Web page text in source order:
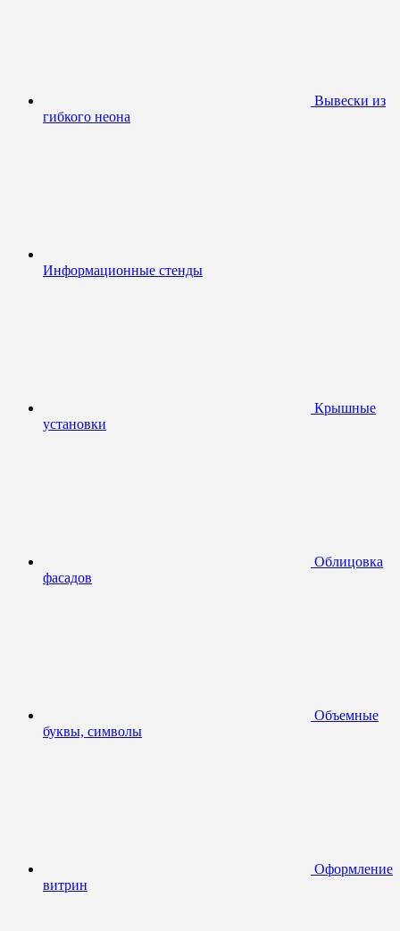
Вывески из
гибкого неона
Информационные стенды
Крышные
установки
Облицовка
фасадов
Объемные
буквы, символы
Оформление
витрин